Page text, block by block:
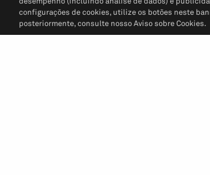
configurações de cookies, utilize os botões neste
posteriormente, consulte nosso Aviso sobre Cookies.